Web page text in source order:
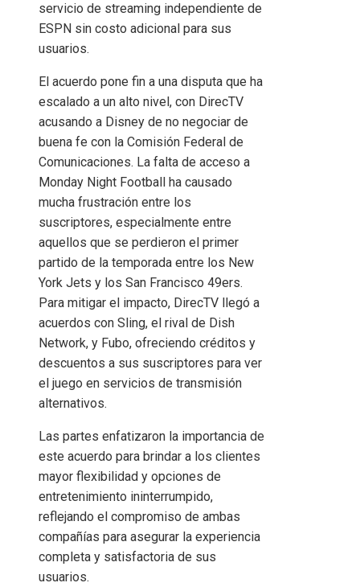
servicio de streaming independiente de
ESPN sin costo adicional para sus
usuarios.
El acuerdo pone fin a una disputa que ha
escalado a un alto nivel, con DirecTV
acusando a Disney de no negociar de
buena fe con la Comisión Federal de
Comunicaciones. La falta de acceso a
Monday Night Football ha causado
mucha frustración entre los
suscriptores, especialmente entre
aquellos que se perdieron el primer
partido de la temporada entre los New
York Jets y los San Francisco 49ers.
Para mitigar el impacto, DirecTV llegó a
acuerdos con Sling, el rival de Dish
Network, y Fubo, ofreciendo créditos y
descuentos a sus suscriptores para ver
el juego en servicios de transmisión
alternativos.
Las partes enfatizaron la importancia de
este acuerdo para brindar a los clientes
mayor flexibilidad y opciones de
entretenimiento ininterrumpido,
reflejando el compromiso de ambas
compañías para asegurar la experiencia
completa y satisfactoria de sus
usuarios.